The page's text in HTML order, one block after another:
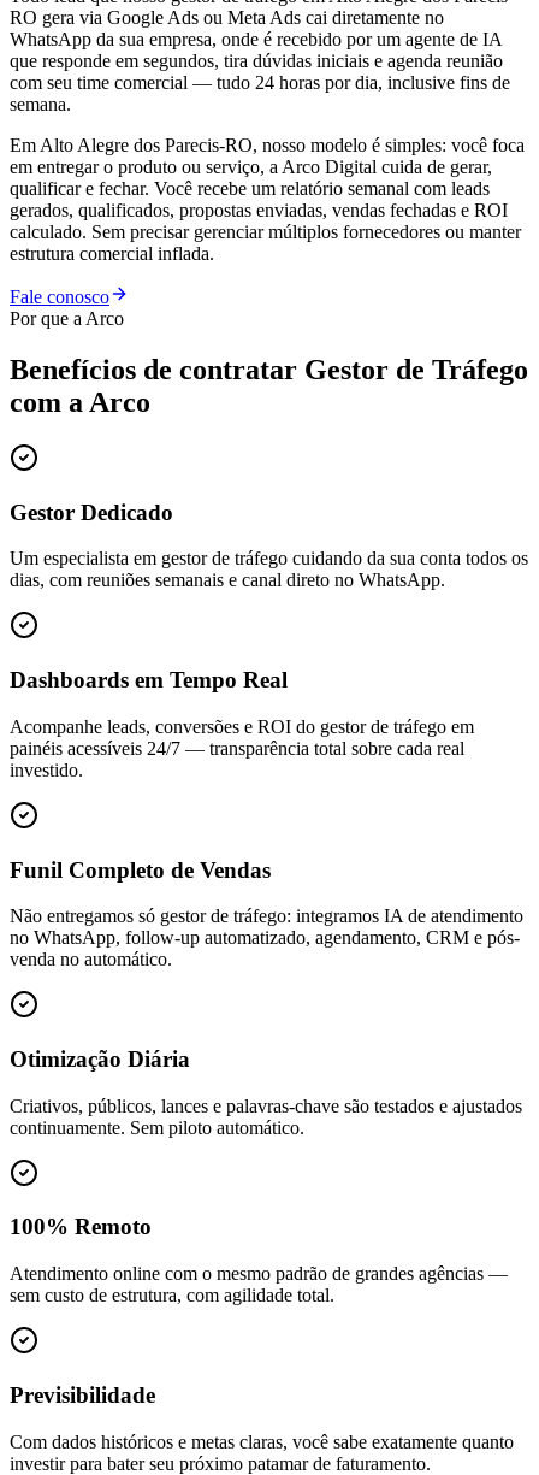
RO gera via Google Ads ou Meta Ads cai diretamente no
WhatsApp da sua empresa, onde é recebido por um agente de IA
que responde em segundos, tira dúvidas iniciais e agenda reunião
com seu time comercial — tudo 24 horas por dia, inclusive fins de
semana.
Em Alto Alegre dos Parecis-RO, nosso modelo é simples: você foca
em entregar o produto ou serviço, a Arco Digital cuida de gerar,
qualificar e fechar. Você recebe um relatório semanal com leads
gerados, qualificados, propostas enviadas, vendas fechadas e ROI
calculado. Sem precisar gerenciar múltiplos fornecedores ou manter
estrutura comercial inflada.
Fale conosco
Por que a Arco
Benefícios de contratar Gestor de Tráfego
com a Arco
Gestor Dedicado
Um especialista em gestor de tráfego cuidando da sua conta todos os
dias, com reuniões semanais e canal direto no WhatsApp.
Dashboards em Tempo Real
Acompanhe leads, conversões e ROI do gestor de tráfego em
painéis acessíveis 24/7 — transparência total sobre cada real
investido.
Funil Completo de Vendas
Não entregamos só gestor de tráfego: integramos IA de atendimento
no WhatsApp, follow-up automatizado, agendamento, CRM e pós-
venda no automático.
Otimização Diária
Criativos, públicos, lances e palavras-chave são testados e ajustados
continuamente. Sem piloto automático.
100% Remoto
Atendimento online com o mesmo padrão de grandes agências —
sem custo de estrutura, com agilidade total.
Previsibilidade
Com dados históricos e metas claras, você sabe exatamente quanto
investir para bater seu próximo patamar de faturamento.